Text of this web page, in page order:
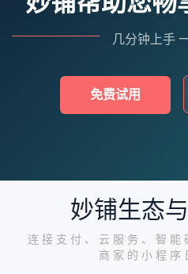
几分钟上手
免费试用
妙铺生态
连接支付、云服务、智能
商家的小程序